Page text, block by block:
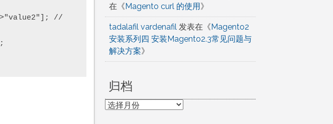
在《Magento curl 的使用》
tadalafil vardenafil发表在《Magento2
安装系列四 安装Magento2.3常见问题与
解决方案》
归档
归